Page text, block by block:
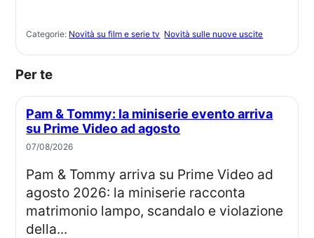
Categorie: Novità su film e serie tv Novità sulle nuove uscite
Per te
Pam & Tommy: la miniserie evento arriva
su Prime Video ad agosto
07/08/2026
Pam & Tommy arriva su Prime Video ad
agosto 2026: la miniserie racconta
matrimonio lampo, scandalo e violazione
della...